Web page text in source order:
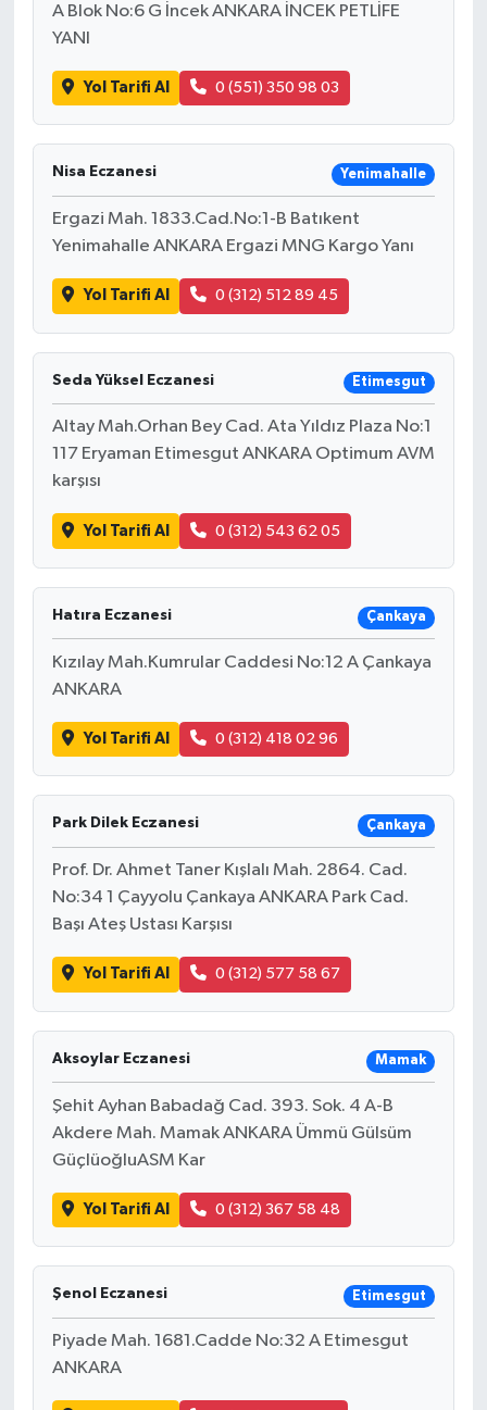
A Blok No:6 G İncek ANKARA İNCEK PETLİFE
YANI
Yol Tarifi Al 0 (551) 350 98 03
Nisa Eczanesi Yenimahalle
Ergazi Mah. 1833.Cad.No:1-B Batıkent
Yenimahalle ANKARA Ergazi MNG Kargo Yanı
Yol Tarifi Al 0 (312) 512 89 45
Seda Yüksel Eczanesi Etimesgut
Altay Mah.Orhan Bey Cad. Ata Yıldız Plaza No:1
117 Eryaman Etimesgut ANKARA Optimum AVM
karşısı
Yol Tarifi Al 0 (312) 543 62 05
Hatıra Eczanesi Çankaya
Kızılay Mah.Kumrular Caddesi No:12 A Çankaya
ANKARA
Yol Tarifi Al 0 (312) 418 02 96
Park Dilek Eczanesi Çankaya
Prof. Dr. Ahmet Taner Kışlalı Mah. 2864. Cad.
No:34 1 Çayyolu Çankaya ANKARA Park Cad.
Başı Ateş Ustası Karşısı
Yol Tarifi Al 0 (312) 577 58 67
Aksoylar Eczanesi Mamak
Şehit Ayhan Babadağ Cad. 393. Sok. 4 A-B
Akdere Mah. Mamak ANKARA Ümmü Gülsüm
GüçlüoğluASM Kar
Yol Tarifi Al 0 (312) 367 58 48
Şenol Eczanesi Etimesgut
Piyade Mah. 1681.Cadde No:32 A Etimesgut
ANKARA